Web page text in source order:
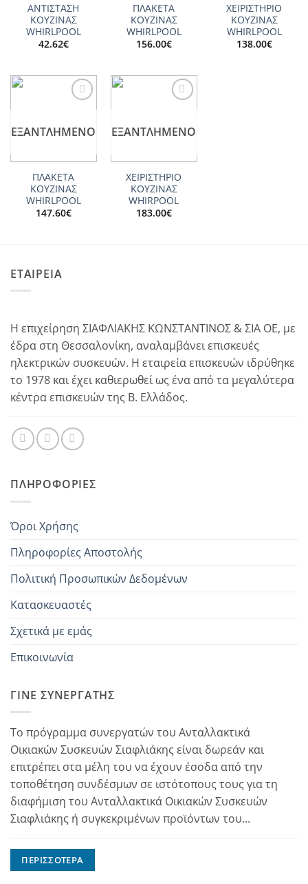
ΑΝΤΙΣΤΑΣΗ
ΚΟΥΖΙΝΑΣ
WHIRLPOOL
42.62€
ΠΛΑΚΕΤΑ
ΚΟΥΖΙΝΑΣ
WHIRLPOOL
156.00€
ΧΕΙΡΙΣΤΗΡΙΟ
ΚΟΥΖΙΝΑΣ
WHIRLPOOL
138.00€
ΕΞΑΝΤΛΗΜΈΝΟ
ΠΛΑΚΕΤΑ
ΚΟΥΖΙΝΑΣ
WHIRLPOOL
147.60€
ΕΞΑΝΤΛΗΜΈΝΟ
ΧΕΙΡΙΣΤΗΡΙΟ
ΚΟΥΖΙΝΑΣ
WHIRPOOL
183.00€
ΕΤΑΙΡΕΙΑ
Η επιχείρηση ΣΙΑΦΛΙΑΚΗΣ ΚΩΝΣΤΑΝΤΙΝΟΣ & ΣΙΑ ΟΕ, με
έδρα στη Θεσσαλονίκη, αναλαμβάνει επισκευές
ηλεκτρικών συσκευών. Η εταιρεία επισκευών ιδρύθηκε
το 1978 και έχει καθιερωθεί ως ένα από τα μεγαλύτερα
κέντρα επισκευών της Β. Ελλάδος.
ΠΛΗΡΟΦΟΡΊΕΣ
Όροι Χρήσης
Πληροφορίες Αποστολής
Πολιτική Προσωπικών Δεδομένων
Κατασκευαστές
Σχετικά με εμάς
Επικοινωνία
ΓΊΝΕ ΣΥΝΕΡΓΆΤΗΣ
Το πρόγραμμα συνεργατών του Ανταλλακτικά
Οικιακών Συσκευών Σιαφλιάκης είναι δωρεάν και
επιτρέπει στα μέλη του να έχουν έσοδα από την
τοποθέτηση συνδέσμων σε ιστότοπους τους για τη
διαφήμιση του Ανταλλακτικά Οικιακών Συσκευών
Σιαφλιάκης ή συγκεκριμένων προϊόντων του...
ΠΕΡΙΣΣΌΤΕΡΑ